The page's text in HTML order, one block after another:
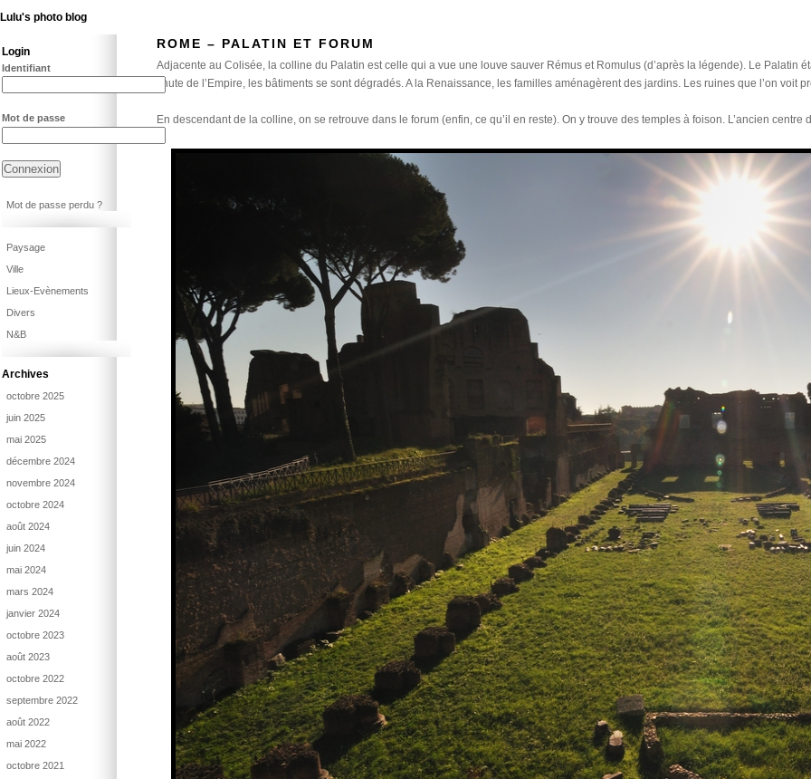
Lulu's photo blog
ROME – PALATIN ET FORUM
Adjacente au Colisée, la colline du Palatin est celle qui a vue une louve sauver Rémus et Romulus (d’après la légende). Le Palatin
chute de l’Empire, les bâtiments se sont dégradés. A la Renaissance, les familles aménagèrent des jardins. Les ruines que l’on
En descendant de la colline, on se retrouve dans le forum (enfin, ce qu’il en reste). On y trouve des temples à foison. L’ancien
Login
Identifiant
Mot de passe
Mot de passe perdu ?
Paysage
Ville
Lieux-Evènements
Divers
N&B
Archives
octobre 2025
juin 2025
mai 2025
décembre 2024
novembre 2024
octobre 2024
août 2024
juin 2024
mai 2024
mars 2024
janvier 2024
octobre 2023
août 2023
octobre 2022
septembre 2022
août 2022
mai 2022
octobre 2021